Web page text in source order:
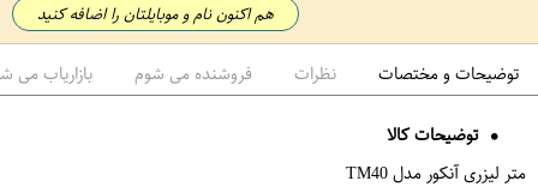
هم اکنون نام و موبایلتان را اضافه کنید
توضیحات و مختصات نظرات فروشنده می شوم بازاریاب می
توضیحات کالا
متر لیزری آنکور مدل TM40